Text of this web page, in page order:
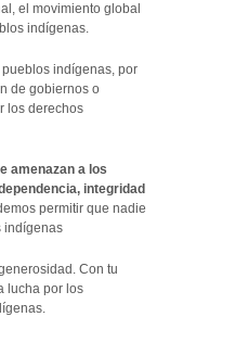
el movimiento global
indígenas.
indígenas, por
de gobiernos o
los derechos
amenazan a los
integridad
permitir que nadie
indígenas
Con tu
lucha por los